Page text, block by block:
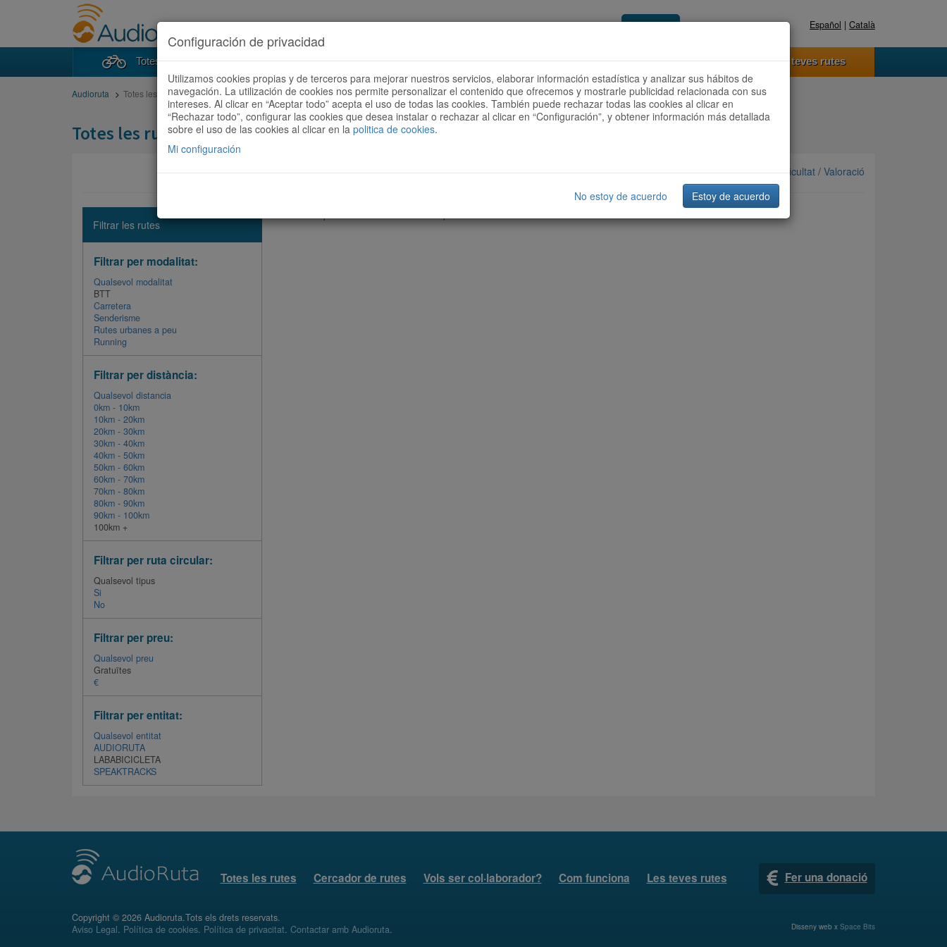
Accedeix Registra't ara Español | Català
Totes les rutes Cercador de rutes Vols ser col·laborador? Com funciona Les teves rutes
Audioruta Totes les rutes
Totes les rutes
Ordenar per: Més recents /Dificultat / Valoració
Filtrar les rutes
Filtrar per modalitat:
Qualsevol modalitat
BTT
Carretera
Senderisme
Rutes urbanes a peu
Running
Filtrar per distància:
Qualsevol distancia
0km - 10km
10km - 20km
20km - 30km
30km - 40km
40km - 50km
50km - 60km
60km - 70km
70km - 80km
80km - 90km
90km - 100km
100km +
Filtrar per ruta circular:
Qualsevol tipus
Si
No
Filtrar per preu:
Qualsevol preu
Gratuïtes
€
Filtrar per entitat:
Qualsevol entitat
AUDIORUTA
LABABICICLETA
SPEAKTRACKS
Totes les rutes Cercador de rutes Vols ser col·laborador? Com funciona Les teves rutes Fer una donació
Copyright © 2026 Audioruta.Tots els drets reservats.
Aviso Legal. Política de cookies. Política de privacitat. Contactar amb Audioruta. Disseny web x Space Bits
Configuración de privacidad
Utilizamos cookies propias y de terceros para mejorar nuestros servicios, elaborar información estadística y analizar sus hábitos de
navegación. La utilización de cookies nos permite personalizar el contenido que ofrecemos y mostrarle publicidad relacionada con sus
intereses. Al clicar en “Aceptar todo” acepta el uso de todas las cookies. También puede rechazar todas las cookies al clicar en
“Rechazar todo”, configurar las cookies que desea instalar o rechazar al clicar en “Configuración”, y obtener información más detallada
sobre el uso de las cookies al clicar en la politica de cookies.
Mi configuración
No estoy de acuerdo Estoy de acuerdo